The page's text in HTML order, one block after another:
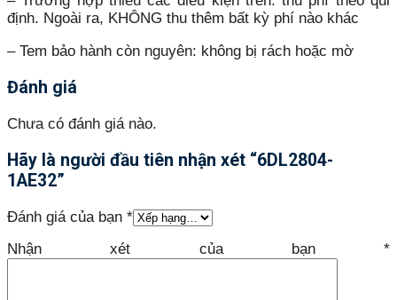
định. Ngoài ra, KHÔNG thu thêm bất kỳ phí nào khác
– Tem bảo hành còn nguyên: không bị rách hoặc mờ
Đánh giá
Chưa có đánh giá nào.
Hãy là người đầu tiên nhận xét “6DL2804-
1AE32”
Đánh giá của bạn *
Nhận xét của bạn *